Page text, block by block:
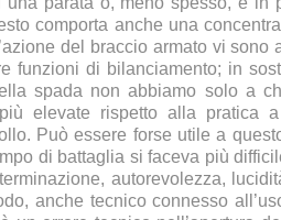
comporta anche una
del braccio armato vi
funzioni di bilanciamento; in
spada non abbiamo solo a
più elevate rispetto alla
Può essere forse utile a
di battaglia si faceva più
autorevolezza,
anche tecnico connesso